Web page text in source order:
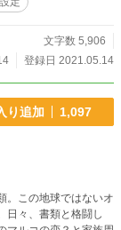
文字数 5,906
登録日 2021.05.14
り追加 1,097
この地球ではないオ
日々、書類と格闘し